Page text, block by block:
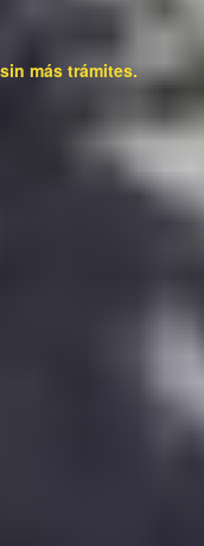
más trámites.